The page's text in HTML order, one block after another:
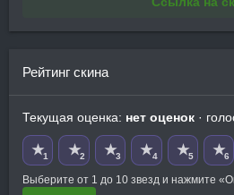
Рейтинг скина
Текущая оценка: нет оценок ·
★1 ★2 ★3 ★4 ★5 ★6
Выберите от 1 до 10 звезд и нажмите